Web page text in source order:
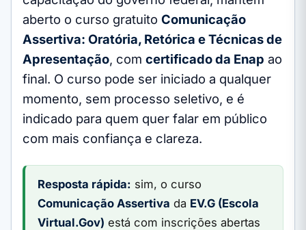
aberto o curso gratuito Comunicação
Assertiva: Oratória, Retórica e Técnicas de
Apresentação, com certificado da Enap ao
final. O curso pode ser iniciado a qualquer
momento, sem processo seletivo, e é
indicado para quem quer falar em público
com mais confiança e clareza.
Resposta rápida: sim, o curso
Comunicação Assertiva da EV.G (Escola
Virtual.Gov) está com inscrições abertas